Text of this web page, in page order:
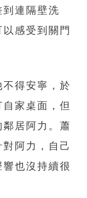
連隔壁洗
感受到關門
得安寧，於
家桌面，但
居阿力。蕭
阿力，自己
也沒持續很